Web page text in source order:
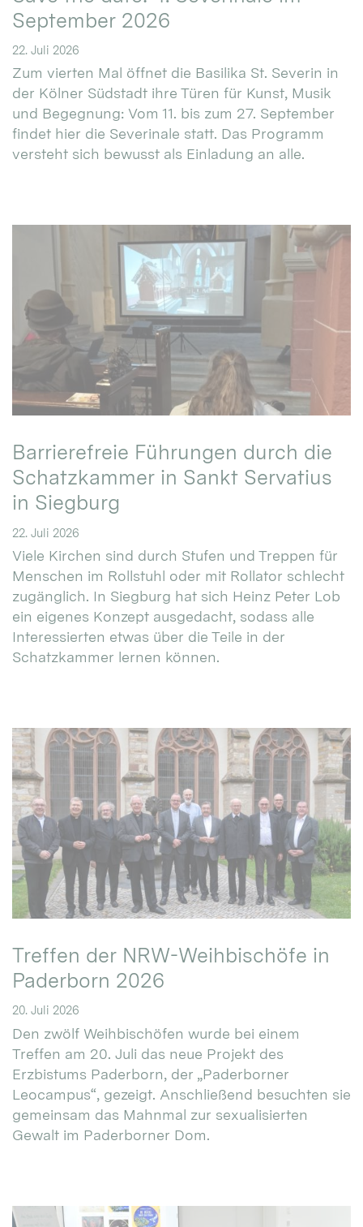
September 2026
22. Juli 2026
Zum vierten Mal öffnet die Basilika St. Severin in
der Kölner Südstadt ihre Türen für Kunst, Musik
und Begegnung: Vom 11. bis zum 27. September
findet hier die Severinale statt. Das Programm
versteht sich bewusst als Einladung an alle.
Barrierefreie Führungen durch die
Schatzkammer in Sankt Servatius
in Siegburg
22. Juli 2026
Viele Kirchen sind durch Stufen und Treppen für
Menschen im Rollstuhl oder mit Rollator schlecht
zugänglich. In Siegburg hat sich Heinz Peter Lob
ein eigenes Konzept ausgedacht, sodass alle
Interessierten etwas über die Teile in der
Schatzkammer lernen können.
Treffen der NRW-Weihbischöfe in
Paderborn 2026
20. Juli 2026
Den zwölf Weihbischöfen wurde bei einem
Treffen am 20. Juli das neue Projekt des
Erzbistums Paderborn, der „Paderborner
Leocampus“, gezeigt. Anschließend besuchten sie
gemeinsam das Mahnmal zur sexualisierten
Gewalt im Paderborner Dom.